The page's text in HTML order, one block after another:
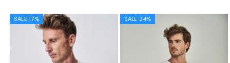
SALE 17% SALE 24%